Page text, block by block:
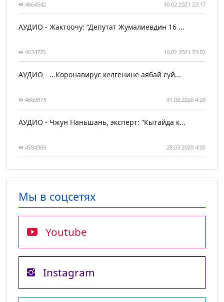
4664542 10.02.2021 23:17
АУДИО - Жактоочу: “Депутат Жумалиевдин 16 ...
4634725 10.02.2021 23:02
АУДИО - ...Коронавирус келгенине аябай сүй...
4689873 31.03.2020 4:20
АУДИО - Чжун Наньшань, эксперт: “Кытайда к...
4594369 28.03.2020 4:05
Мы в соцсетях
Youtube
Instagram